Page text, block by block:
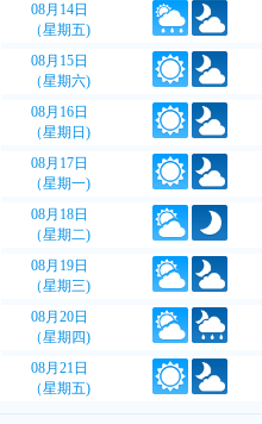
08月14日
（星期五)
08月15日
（星期六)
08月16日
（星期日)
08月17日
（星期一)
08月18日
（星期二)
08月19日
（星期三)
08月20日
（星期四)
08月21日
（星期五)